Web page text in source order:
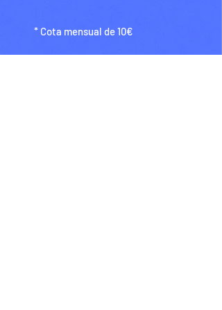
* Cota mensual de 10€